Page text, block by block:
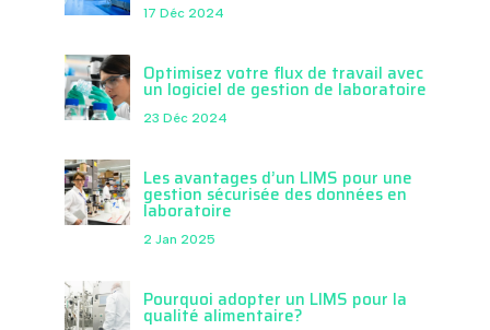
17 Déc 2024
Optimisez votre flux de travail avec
un logiciel de gestion de laboratoire
23 Déc 2024
Les avantages d’un LIMS pour une
gestion sécurisée des données en
laboratoire
2 Jan 2025
Pourquoi adopter un LIMS pour la
qualité alimentaire?